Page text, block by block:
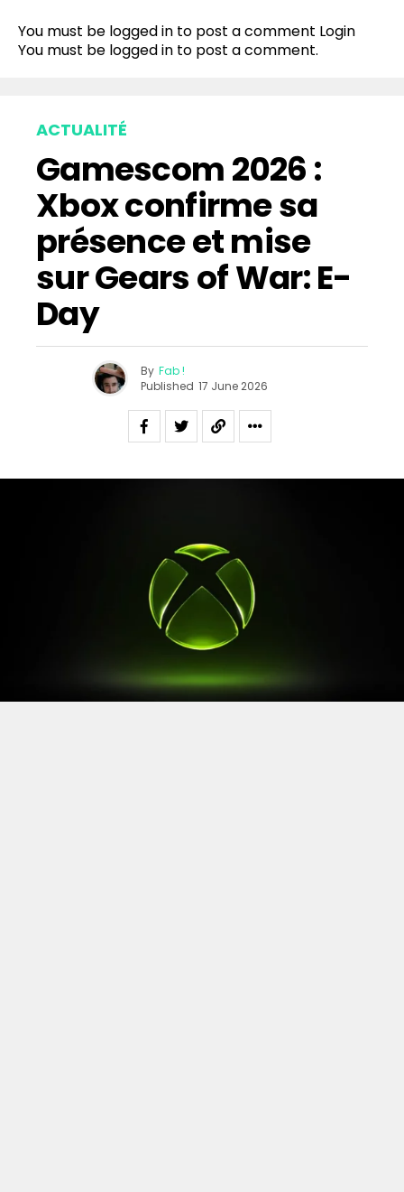
You must be logged in to post a comment Login
You must be logged in to post a comment.
ACTUALITÉ
Gamescom 2026 :
Xbox confirme sa
présence et mise
sur Gears of War: E-
Day
By Fab !
Published 17 June 2026